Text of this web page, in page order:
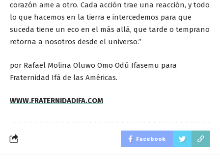
corazón ame a otro. Cada acción trae una reacción, y todo
lo que hacemos en la tierra e intercedemos para que
suceda tiene un eco en el más allá, que tarde o temprano
retorna a nosotros desde el universo.”
por Rafael Molina Oluwo Omo Odù Ifasemu para
Fraternidad Ifá de las Américas.
WWW.FRATERNIDADIFA.COM
Facebook